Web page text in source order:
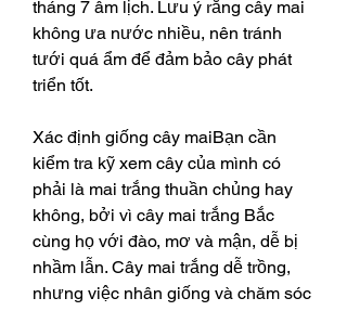
tháng 7 âm lịch. Lưu ý rằng cây mai
không ưa nước nhiều, nên tránh
tưới quá ẩm để đảm bảo cây phát
triển tốt.
Xác định giống cây maiBạn cần
kiểm tra kỹ xem cây của mình có
phải là mai trắng thuần chủng hay
không, bởi vì cây mai trắng Bắc
cùng họ với đào, mơ và mận, dễ bị
nhầm lẫn. Cây mai trắng dễ trồng,
nhưng việc nhân giống và chăm sóc